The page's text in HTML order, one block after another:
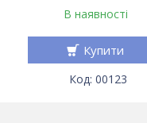
В наявності
Купити
00123